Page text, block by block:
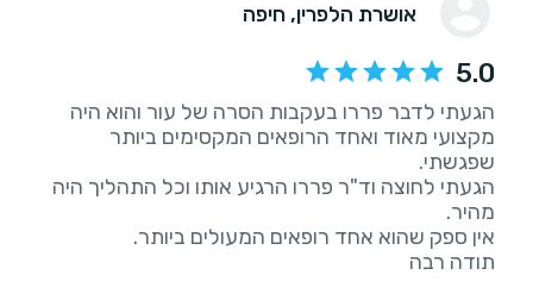
אושרת הלפרין, חיפה
5.0
הגעתי לדבר פררו בעקבות הסרה של עור והוא היה
מקצועי מאוד ואחד הרופאים המקסימים ביותר
הגעתי לחוצה וד"ר פררו הרגיע אותו וכל התהליך היה
תודה רבה